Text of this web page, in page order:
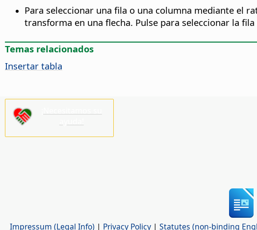
Para seleccionar una fila o una columna mediante el
transforma en una flecha. Pulse para seleccionar la
Temas relacionados
Insertar tabla
Impressum (Legal Info) | Privacy Policy | Statutes (non-binding